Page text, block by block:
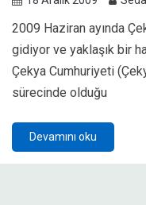
2009 Haziran ayında
gidiyor ve yaklaşık bir
Çekya Cumhuriyeti
sürecinde olduğu
Devamını oku